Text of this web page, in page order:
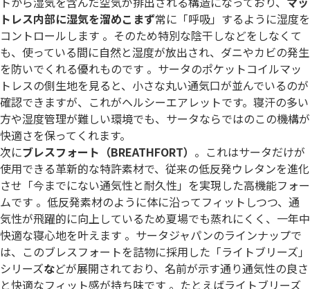
トレス内部に湿気を溜めこまず常に「呼吸」するように湿度を
コントロールします 。そのため特別な陰干しなどをしなくて
も、使っている間に自然と湿度が放出され、ダニやカビの発生
を防いでくれる優れものです 。サータのポケットコイルマッ
トレスの側生地を見ると、小さな丸い通気口が並んでいるのが
確認できますが、これがヘルシーエアレットです。寝汗の多い
方や湿度管理が難しい環境でも、サータならではのこの機構が
快適さを保ってくれます。
次にブレスフォート（BREATHFORT） 。これはサータだけが
使用できる革新的な特許素材で、従来の低反発ウレタンを進化
させ「今までにない通気性と耐久性」を実現した高機能フォー
ムです 。低反発素材のように体に沿ってフィットしつつ、通
気性が飛躍的に向上しているため夏場でも蒸れにくく、一年中
快適な寝心地を叶えます 。サータジャパンのラインナップで
は、このブレスフォートを詰物に採用した「ライトブリーズ」
シリーズなどが展開されており、名前が示す通り通気性の良さ
と快適なフィット感が持ち味です 。たとえばライトブリーズ